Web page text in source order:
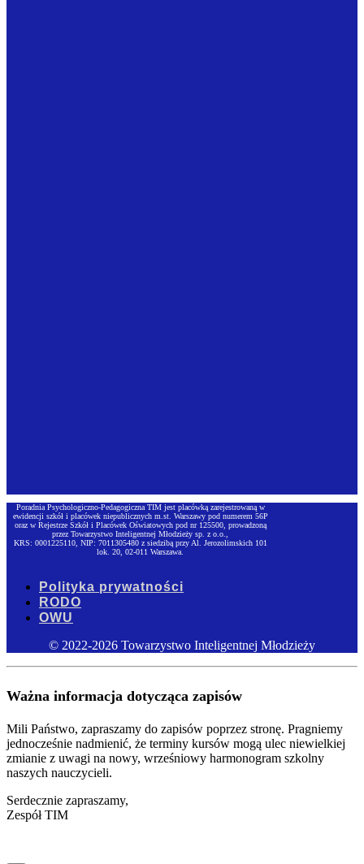
Poradnia Psychologiczno-Pedagogiczna TIM jest placówką zarejestrowaną w
ewidencji szkół i placówek niepublicznych m.st. Warszawy pod numerem 56P
oraz w Rejestrze Szkół i Placówek Oświatowych pod nr 125500, prowadzoną
przez Towarzystwo Inteligentnej Młodzieży sp. z o.o.,
KRS: 0001225110, NIP: 7011305480 z siedzibą przy Al. Jerozolimskich 101
lok. 20, 02-011 Warszawa.
Polityka prywatności
RODO
OWU
© 2022-2026 Towarzystwo Inteligentnej Młodzieży
Ważna informacja dotycząca zapisów
Mili Państwo, zapraszamy do zapisów poprzez stronę. Pragniemy
jednocześnie nadmienić, że terminy kursów mogą ulec niewielkiej
zmianie z uwagi na nowy, wrześniowy harmonogram szkolny
naszych nauczycieli.
Serdecznie zapraszamy,
Zespół TIM